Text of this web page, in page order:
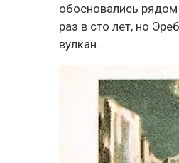
обосновались
раз в сто лет, но
вулкан.